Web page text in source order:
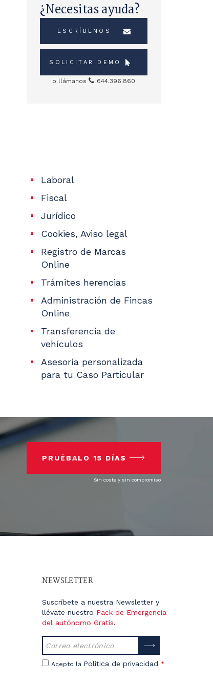
¿Necesitas ayuda?
ESCRÍBENOS
SOLICITAR DEMO
o llámanos 644.396.860
Laboral
Fiscal
Jurídico
Cookies, Aviso legal
Registro de Marcas
Online
Trámites herencias
Administración de Fincas
Online
Transferencia de
vehículos
Asesoría personalizada
para tu Caso Particular
PRUÉBALO 15 DÍAS
Sin coste y sin compromiso
NEWSLETTER
Suscríbete a nuestra Newsletter y
llévate nuestro Pack de Emergencia
del autónomo Gratis.
Acepto la Política de privacidad *